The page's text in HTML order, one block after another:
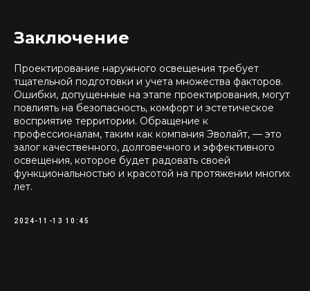
Заключение
Проектирование наружного освещения требует
тщательной подготовки и учета множества факторов.
Ошибки, допущенные на этапе проектирования, могут
повлиять на безопасность, комфорт и эстетическое
восприятие территории. Обращение к
профессионалам, таким как компания Эволайт, — это
залог качественного, долговечного и эффективного
освещения, которое будет радовать своей
функциональностью и красотой на протяжении многих
лет.
2024-11-13 10:45